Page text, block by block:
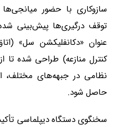
سازوکاری با حضور
توقف درگیری‌ها پیش‌بینی
عنوان «دکانفلیکشن سل»
کنترل منازعه) طراحی شده تا
نظامی در جبهه‌های مختلف،
حاصل شود.
سخنگوی دستگاه دیپلماسی